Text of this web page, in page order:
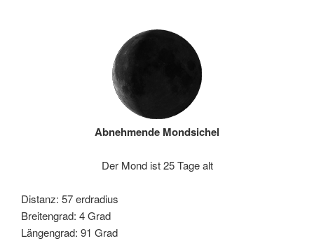
Abnehmende Mondsichel
Der Mond ist 25 Tage alt
Distanz: 57 erdradius
Breitengrad: 4 Grad
Längengrad: 91 Grad